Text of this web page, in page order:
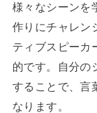
様々なシーンを
作りにチャレン
ティブスピーカ
的です。自分の
することで、言
なります。